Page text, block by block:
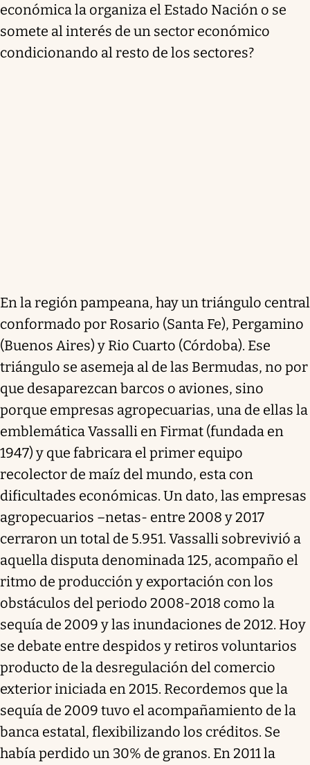
económica la organiza el Estado Nación o se
somete al interés de un sector económico
condicionando al resto de los sectores?
En la región pampeana, hay un triángulo central
conformado por Rosario (Santa Fe), Pergamino
(Buenos Aires) y Rio Cuarto (Córdoba). Ese
triángulo se asemeja al de las Bermudas, no por
que desaparezcan barcos o aviones, sino
porque empresas agropecuarias, una de ellas la
emblemática Vassalli en Firmat (fundada en
1947) y que fabricara el primer equipo
recolector de maíz del mundo, esta con
dificultades económicas. Un dato, las empresas
agropecuarios –netas- entre 2008 y 2017
cerraron un total de 5.951. Vassalli sobrevivió a
aquella disputa denominada 125, acompaño el
ritmo de producción y exportación con los
obstáculos del periodo 2008-2018 como la
sequía de 2009 y las inundaciones de 2012. Hoy
se debate entre despidos y retiros voluntarios
producto de la desregulación del comercio
exterior iniciada en 2015. Recordemos que la
sequía de 2009 tuvo el acompañamiento de la
banca estatal, flexibilizando los créditos. Se
había perdido un 30% de granos. En 2011 la